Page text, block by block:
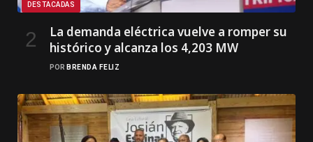
DESTACADAS
La demanda eléctrica vuelve a romper su
histórico y alcanza los 4,203 MW
POR BRENDA FELIZ